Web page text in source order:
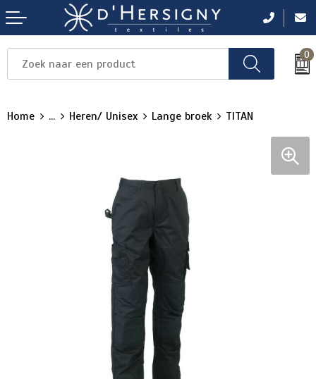
0
Home ... Heren/ Unisex Lange broek TITAN